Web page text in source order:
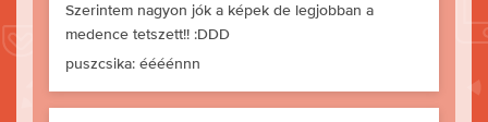
Szerintem nagyon jók a képek de legjobban a
medence tetszett!! :DDD
puszcsika: éééénnn